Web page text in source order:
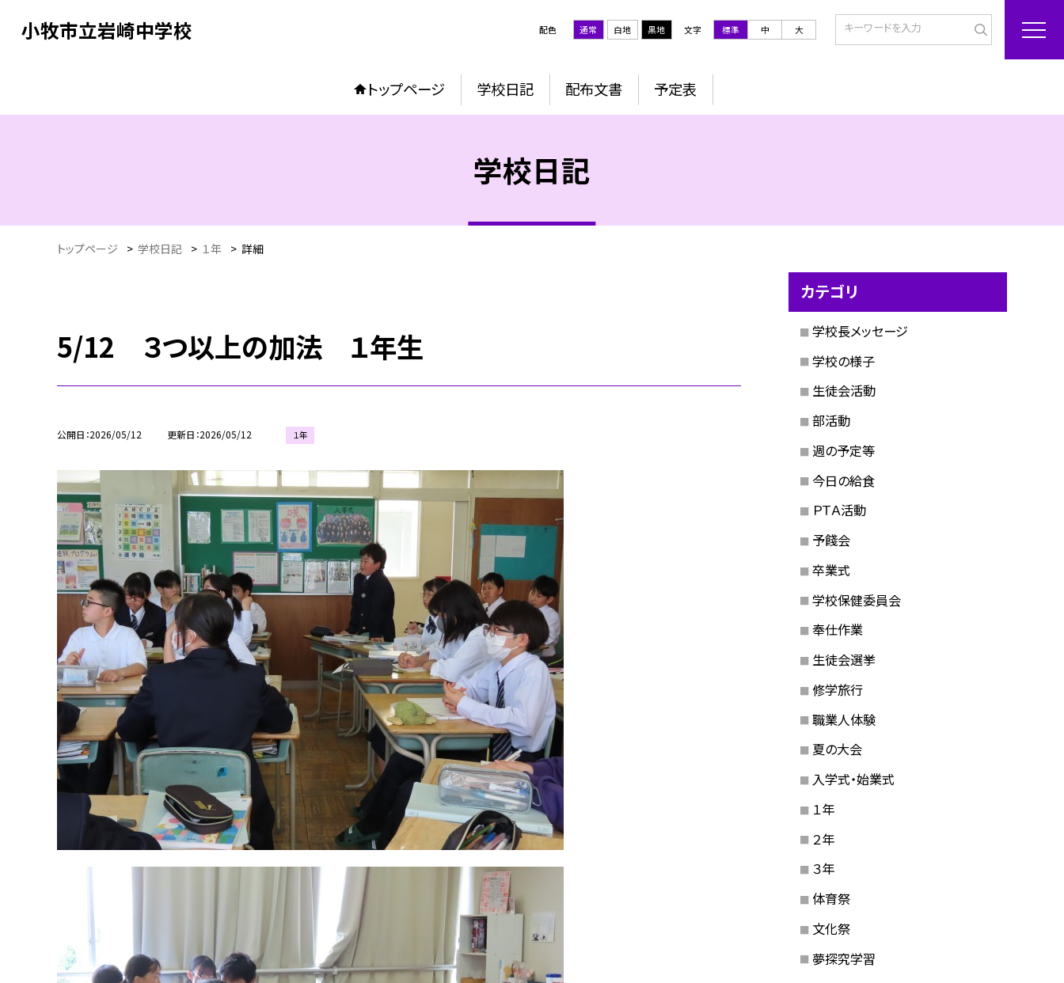
小牧市立岩崎中学校 配色 通常 白地 黒地 文字 標準 中 大
トップページ 学校日記 配布文書 予定表
学校日記
トップページ > 学校日記 > １年 > 詳細
5/12 ３つ以上の加法 １年生
公開日 2026/05/12 更新日 2026/05/12 １年
カテゴリ
学校長メッセージ
学校の様子
生徒会活動
部活動
週の予定等
今日の給食
ＰＴＡ活動
予餞会
卒業式
学校保健委員会
奉仕作業
生徒会選挙
修学旅行
職業人体験
夏の大会
入学式・始業式
１年
２年
３年
体育祭
文化祭
夢探究学習